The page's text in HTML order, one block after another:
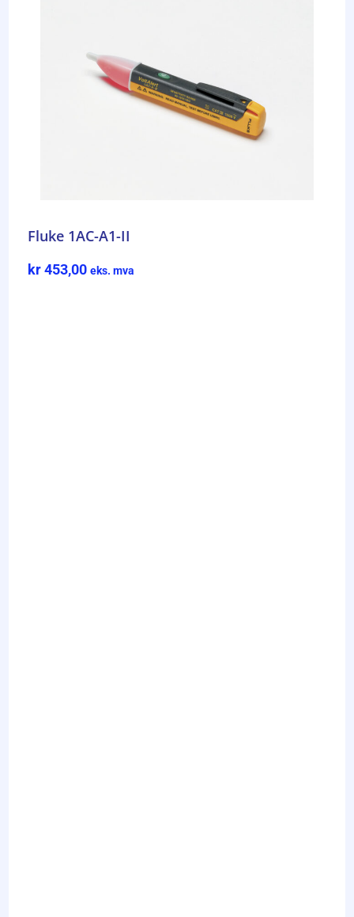
Fluke 1AC-A1-II
kr453,00 eks. mva